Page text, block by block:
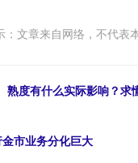
：文章来自网络，不代表
熟度有什么实际影响？求
市业务分化巨大